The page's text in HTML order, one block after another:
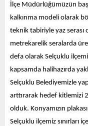
İlçe Müdürlüğümüzün
kalkınma modeli olarak
teknik tabiriyle yaz serası
metrekarelik seralarda
defa olarak Selçuklu
kapsamda halihazırda
Selçuklu Belediyemizle
arttırarak hedef kitlemizi
olduk. Konyamızın
Selçuklu ilçemiz sınırları